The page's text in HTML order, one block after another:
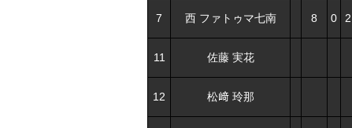
7 西 ファトゥマ七南 8 0 2
11 佐藤 実花
12 松﨑 玲那